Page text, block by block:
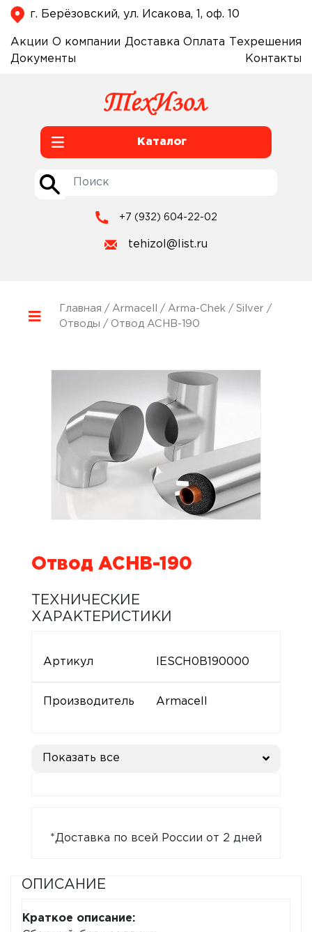
г. Берёзовский, ул. Исакова, 1, оф. 10
Акции О компании Доставка Оплата
Техрешения
Документы
Контакты
Каталог
+7 (932) 604-22-02
tehizol@list.ru
Главная / Armacell / Arma-Chek / Silver /
Отводы / Отвод ACHB-190
Отвод ACHB-190
ТЕХНИЧЕСКИЕ
ХАРАКТЕРИСТИКИ
Артикул IESCH0B190000
Производитель Armacell
Показать все
*Доставка по всей России от 2 дней
ОПИСАНИЕ
Краткое описание: